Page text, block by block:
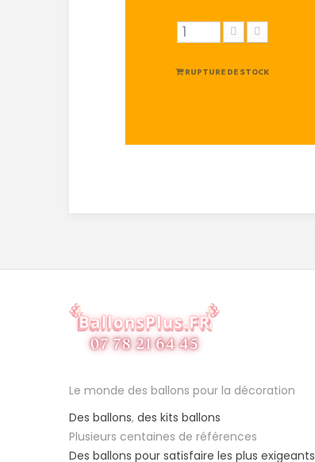
RUPTURE DE STOCK
Le monde des ballons pour la décoration
Des ballons, des kits ballons
Plusieurs centaines de références
Des ballons pour satisfaire les plus exigeants